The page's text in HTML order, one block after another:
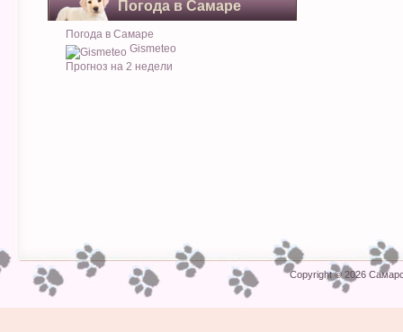
Погода в Самаре
Погода в Самаре
Gismeteo
Прогноз на 2 недели
Copyright © 2026